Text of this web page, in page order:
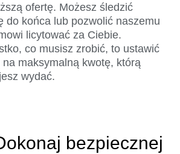
ofertę. Możesz śledzić
do końca lub pozwolić naszemu
licytować za Ciebie.
co musisz zrobić, to ustawić
na maksymalną kwotę, którą
wydać.
bezpiecznej